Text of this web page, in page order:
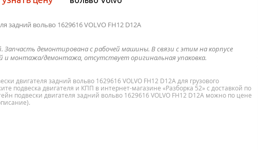
задний вольво 1629616 VOLVO FH12 D12A
Запчасть демонтирована с рабочей машины. В связи с этим на корпусе
монтажа/демонтажа, отсутствует оригинальная упаковка.
двигателя задний вольво 1629616 VOLVO FH12 D12A для грузового
подвеска двигателя и КПП в интернет-магазине «Разборка 52» с доставкой по
подвески двигателя задний вольво 1629616 VOLVO FH12 D12A можно по цене